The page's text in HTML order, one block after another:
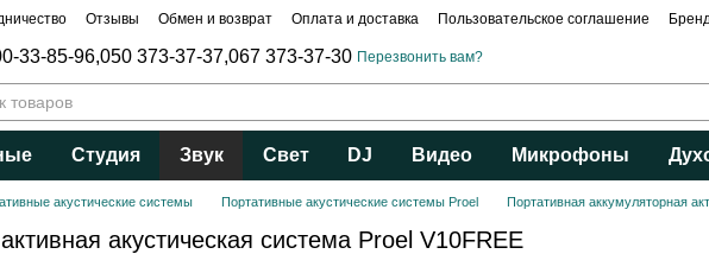
Отзывы Обмен и возврат Оплата и доставка Пользовательское соглашение
33-85-96,050 373-37-37,067 373-37-30 Перезвонить вам?
Студия Звук Свет DJ Видео Микрофоны
акустические системы Портативные акустические системы Proel Портативная аккумуляторная
акустическая система Proel V10FREE